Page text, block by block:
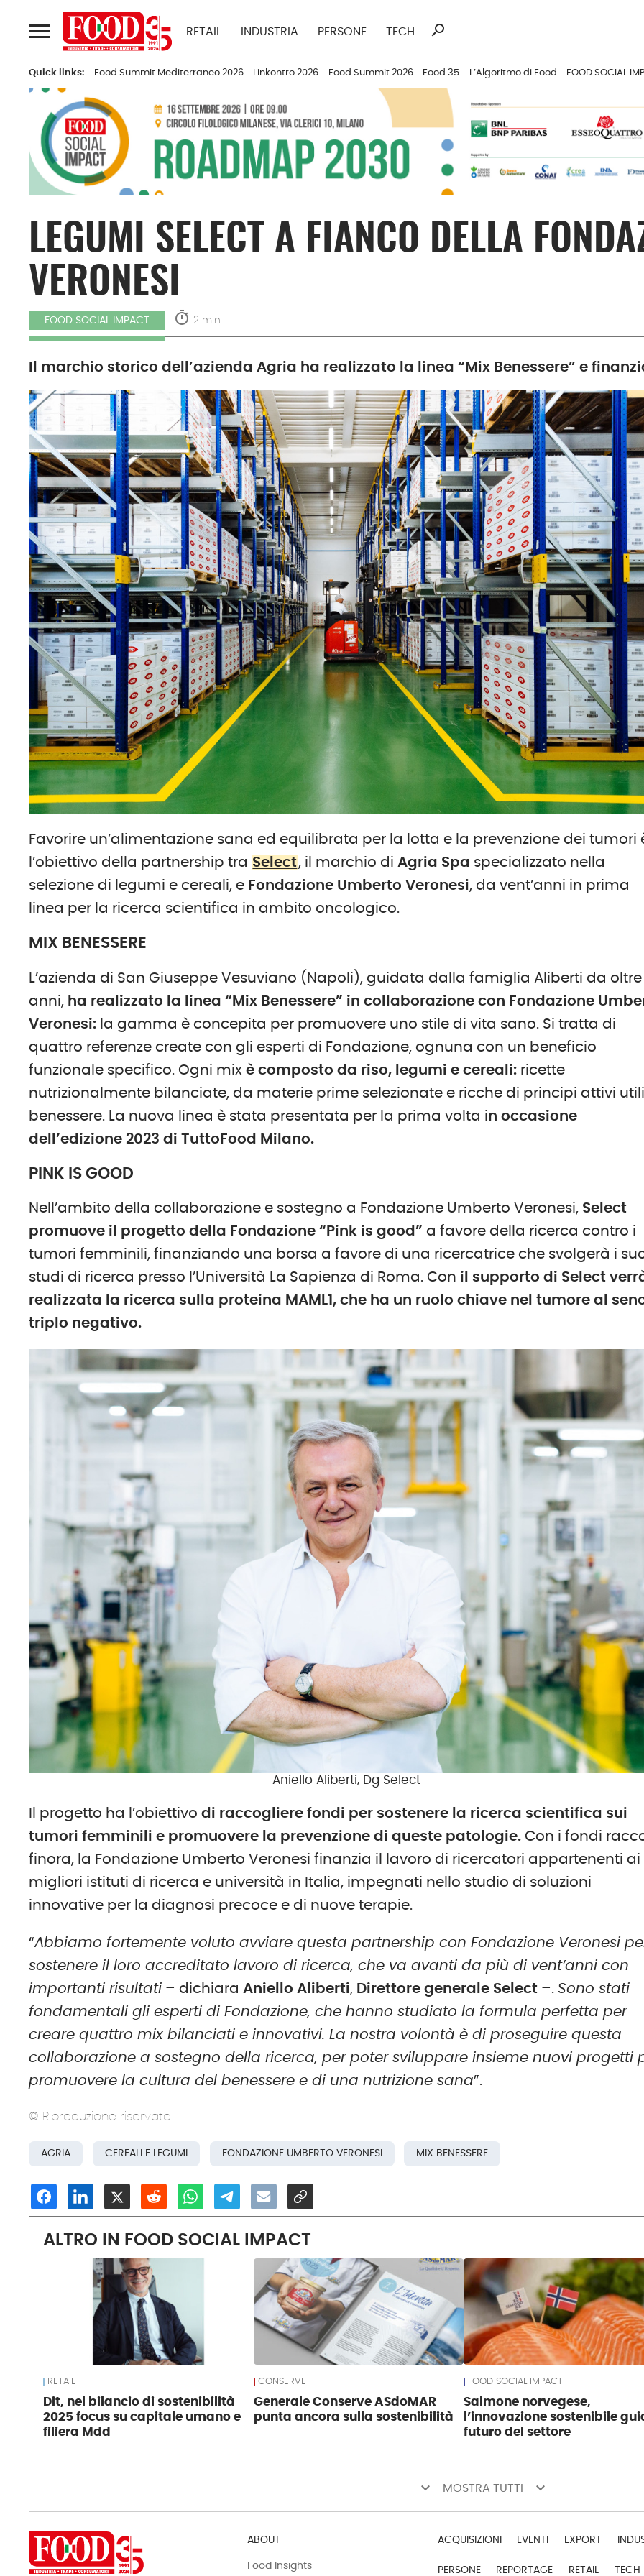
al
contenuto
RETAIL INDUSTRIA PERSONE TECH
Ricerca
search
Quick links: Food Summit Mediterraneo 2026 Linkontro 2026 Food Summit 2026 Food 35 L’Algoritmo di Food FOOD SOCIAL
LEGUMI SELECT A FIANCO DELLA
VERONESI
FOOD SOCIAL IMPACT timer 2 min.
Il marchio storico dell’azienda Agria ha realizzato la linea “Mix Benessere” e
Favorire un’alimentazione sana ed equilibrata per la lotta e la prevenzione dei tumori
l’obiettivo della partnership tra Select, il marchio di Agria Spa specializzato nella
selezione di legumi e cereali, e Fondazione Umberto Veronesi, da vent’anni in prima
linea per la ricerca scientifica in ambito oncologico.
MIX BENESSERE
L’azienda di San Giuseppe Vesuviano (Napoli), guidata dalla famiglia Aliberti da
anni, ha realizzato la linea “Mix Benessere” in collaborazione con Fondazione
Veronesi: la gamma è concepita per promuovere uno stile di vita sano. Si tratta di
quattro referenze create con gli esperti di Fondazione, ognuna con un beneficio
funzionale specifico. Ogni mixè composto da riso, legumi e cereali: ricette
nutrizionalmente bilanciate, da materie prime selezionate e ricche di principi attivi
benessere. La nuova linea è stata presentata per la prima volta in occasione
dell’edizione 2023 di TuttoFood Milano.
PINK IS GOOD
Nell’ambito della collaborazione e sostegno a Fondazione Umberto Veronesi, Select
promuove il progetto della Fondazione “Pink is good” a favore della ricerca contro i
tumori femminili, finanziando una borsa a favore di una ricercatrice che svolgerà i
studi di ricerca presso l’Università La Sapienza di Roma. Con il supporto di Select
realizzata la ricerca sulla proteina MAML1, che ha un ruolo chiave nel tumore al
triplo negativo.
Aniello Aliberti, Dg Select
Il progetto ha l’obiettivodi raccogliere fondi per sostenere la ricerca scientifica sui
tumori femminili e promuovere la prevenzione di queste patologie. Con i fondi
finora, la Fondazione Umberto Veronesi finanzia il lavoro di ricercatori appartenenti ai
migliori istituti di ricerca e università in Italia, impegnati nello studio di soluzioni
innovative per la diagnosi precoce e di nuove terapie.
“Abbiamo fortemente voluto avviare questa partnership con Fondazione Veronesi
sostenere il loro accreditato lavoro di ricerca, che va avanti da più di vent’anni con
importanti risultati – dichiara Aniello Aliberti, Direttore generale Select –. Sono stati
fondamentali gli esperti di Fondazione, che hanno studiato la formula perfetta per
creare quattro mix bilanciati e innovativi. La nostra volontà è di proseguire questa
collaborazione a sostegno della ricerca, per poter sviluppare insieme nuovi progetti
promuovere la cultura del benessere e di una nutrizione sana”.
© Riproduzione riservata
AGRIA CEREALI E LEGUMI FONDAZIONE UMBERTO VERONESI MIX BENESSERE
ALTRO IN FOOD SOCIAL IMPACT
RETAIL
Dit, nel bilancio di sostenibilità
2025 focus su capitale umano e
filiera Mdd
CONSERVE
Generale Conserve ASdoMAR
punta ancora sulla sostenibilità
FOOD SOCIAL IMPACT
Salmone norvegese,
l’innovazione sostenibile
futuro del settore
keyboard_arrow_down MOSTRA TUTTI keyboard_arrow_down
ABOUT
Food Insights
ACQUISIZIONI EVENTI EXPORT
PERSONE REPORTAGE RETAIL TECH